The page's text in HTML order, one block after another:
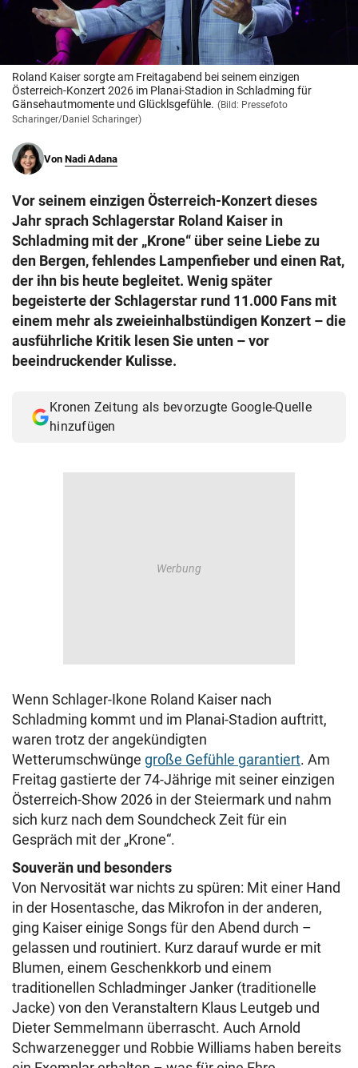
© Krone Multimedia GmbH & Co KG 2026
Muthgasse 2, 1190 Wien
Roland Kaiser sorgte am Freitagabend bei seinem einzigen
Österreich-Konzert 2026 im Planai-Stadion in Schladming für
Gänsehautmomente und Glücklsgefühle. (Bild: Pressefoto
Scharinger/Daniel Scharinger)
Von Nadi Adana
Vor seinem einzigen Österreich-Konzert dieses
Jahr sprach Schlagerstar Roland Kaiser in
Schladming mit der „Krone“ über seine Liebe zu
den Bergen, fehlendes Lampenfieber und einen Rat,
der ihn bis heute begleitet. Wenig später
begeisterte der Schlagerstar rund 11.000 Fans mit
einem mehr als zweieinhalbstündigen Konzert – die
ausführliche Kritik lesen Sie unten – vor
beeindruckender Kulisse.
Kronen Zeitung als bevorzugte Google-Quelle
hinzufügen
Wenn Schlager-Ikone Roland Kaiser nach
Schladming kommt und im Planai-Stadion auftritt,
waren trotz der angekündigten
Wetterumschwünge große Gefühle garantiert. Am
Freitag gastierte der 74-Jährige mit seiner einzigen
Österreich-Show 2026 in der Steiermark und nahm
sich kurz nach dem Soundcheck Zeit für ein
Gespräch mit der „Krone“.
Souverän und besonders
Von Nervosität war nichts zu spüren: Mit einer Hand
in der Hosentasche, das Mikrofon in der anderen,
ging Kaiser einige Songs für den Abend durch –
gelassen und routiniert. Kurz darauf wurde er mit
Blumen, einem Geschenkkorb und einem
traditionellen Schladminger Janker (traditionelle
Jacke) von den Veranstaltern Klaus Leutgeb und
Dieter Semmelmann überrascht. Auch Arnold
Schwarzenegger und Robbie Williams haben bereits